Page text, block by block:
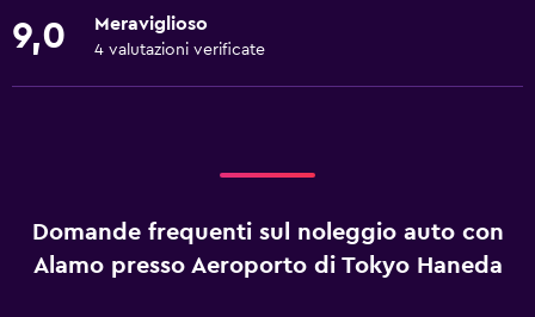
9,0 Meraviglioso
4 valutazioni verificate
Domande frequenti sul noleggio auto con
Alamo presso Aeroporto di Tokyo Haneda